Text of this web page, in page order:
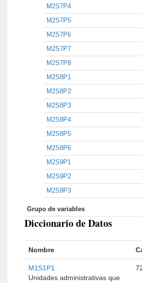
M2S7P4
M2S7P5
M2S7P6
M2S7P7
M2S7P8
M2S8P1
M2S8P2
M2S8P3
M2S8P4
M2S8P5
M2S8P6
M2S9P1
M2S9P2
M2S9P3
Grupo de variables
Diccionario de Datos
Nombre
M1S1P1
Unidades administrativas que